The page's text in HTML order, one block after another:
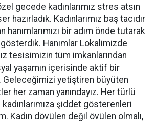
gecede kadınlarımız stres atsın
hazırladık. Kadınlarımız baş tacıdır
hanımlarımızı bir adım önde tutarak
gösterdik. Hanımlar Lokalimizde
tesisimizin tüm imkanlarından
yaşamın içerisinde aktif bir
Geleceğimizi yetiştiren büyüten
her zaman yanındayız. Her türlü
kadınlarımıza şiddet gösterenleri
Kadın dövülen değil övülen olmalı,